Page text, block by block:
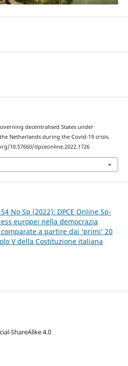
decentralised States under
Netherlands during the Covid-19 crisis.
10.57660/dpceonline.2022.1726
No Sp (2022): DPCE Online Sp-
europei nella democrazia
a partire dai ‘primi’ 20
V della Costituzione italiana
ShareAlike 4.0